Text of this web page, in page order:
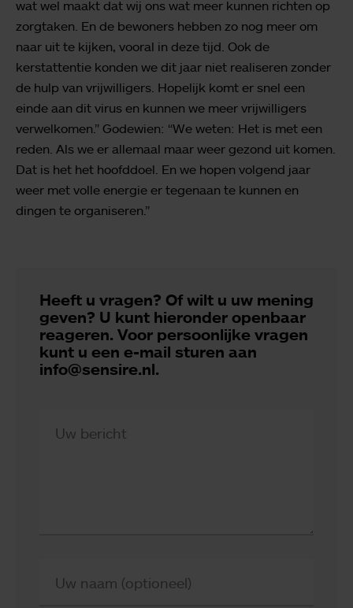
wat wel maakt dat wij ons wat meer kunnen richten op
zorgtaken. En de bewoners hebben zo nog meer om
naar uit te kijken, vooral in deze tijd. Ook de
kerstattentie konden we dit jaar niet realiseren zonder
de hulp van vrijwilligers. Hopelijk komt er snel een
einde aan dit virus en kunnen we meer vrijwilligers
verwelkomen.” Godewien: “We weten: Het is met een
reden. Als we er allemaal maar weer gezond uit komen.
Dat is het het hoofddoel. En we hopen volgend jaar
weer met volle energie er tegenaan te kunnen en
dingen te organiseren.”
Heeft u vragen? Of wilt u uw mening
geven? U kunt hieronder openbaar
reageren. Voor persoonlijke vragen
kunt u een e-mail sturen aan
info@sensire.nl.
Uw bericht
Uw naam (optioneel)